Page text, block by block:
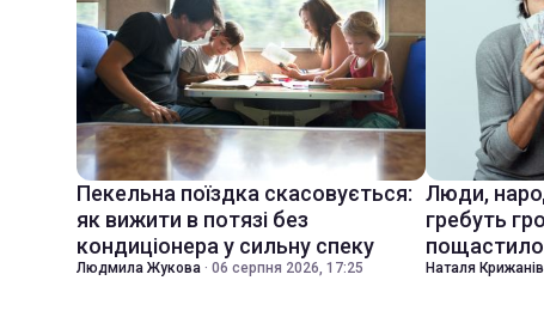
Пекельна поїздка скасовується:
як вижити в потязі без
кондиціонера у сильну спеку
Людмила Жукова · 06 серпня 2026, 17:25
Люди,
гребуть
Наталя